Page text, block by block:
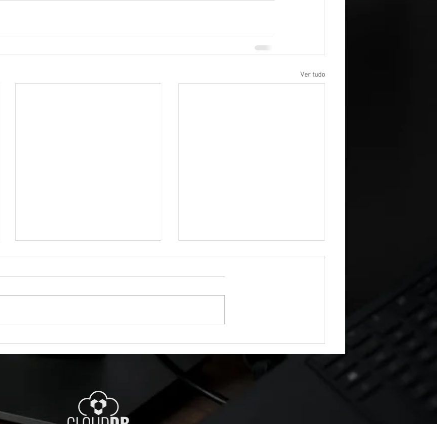
Ver tudo
Você Sabe de Onde Veio Esse Restore?
banco de dados: Os que acham
Documentação Técnica — Backup e
Mover dados é fácil. O pesadelo